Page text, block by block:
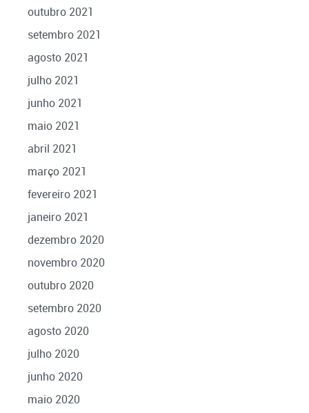
outubro 2021
setembro 2021
agosto 2021
julho 2021
junho 2021
maio 2021
abril 2021
março 2021
fevereiro 2021
janeiro 2021
dezembro 2020
novembro 2020
outubro 2020
setembro 2020
agosto 2020
julho 2020
junho 2020
maio 2020